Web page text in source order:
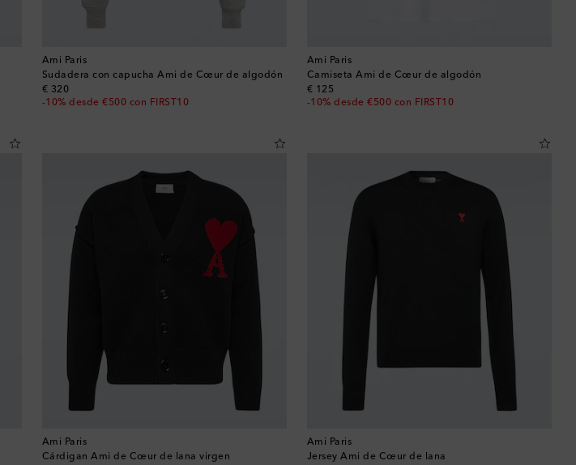
Ami Paris
Sudadera con capucha Ami de Cœur de algodón
€ 320
original price
-10% desde €500 con FIRST10
Ami Paris
Camiseta Ami de Cœur de algodón
€ 125
original price
-10% desde €500 con FIRST10
Ami Paris
Cárdigan Ami de Cœur de lana virgen
Ami Paris
Jersey Ami de Cœur de lana